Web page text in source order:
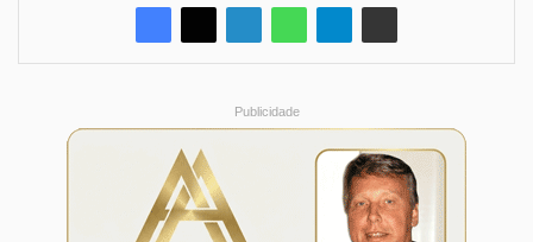
Publicidade